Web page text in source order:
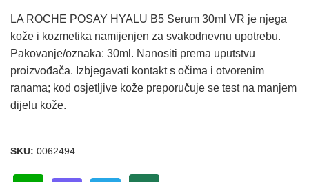
LA ROCHE POSAY HYALU B5 Serum 30ml VR je njega
kože i kozmetika namijenjen za svakodnevnu upotrebu.
Pakovanje/oznaka: 30ml. Nanositi prema uputstvu
proizvođača. Izbjegavati kontakt s očima i otvorenim
ranama; kod osjetljive kože preporučuje se test na manjem
dijelu kože.
SKU: 0062494